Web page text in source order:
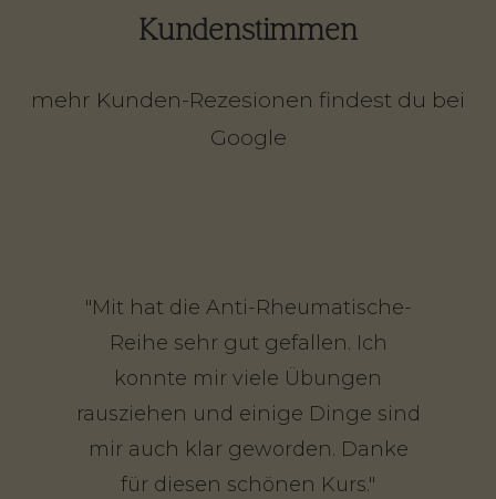
Kundenstimmen
mehr Kunden-Rezesionen findest du bei
Google
"Mit hat die Anti-Rheumatische-
Reihe sehr gut gefallen. Ich
konnte mir viele Übungen
rausziehen und einige Dinge sind
mir auch klar geworden. Danke
für diesen schönen Kurs."